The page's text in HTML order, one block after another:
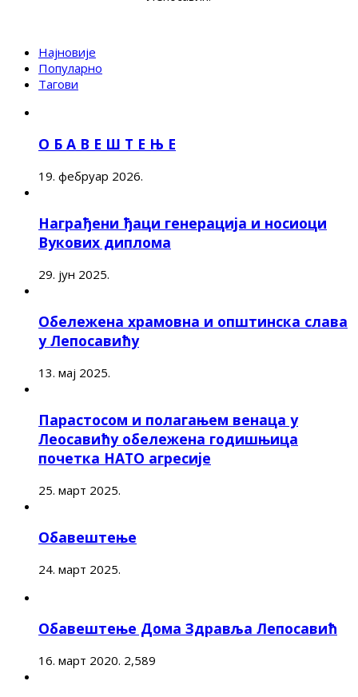
Најновије
Популарно
Тагови
О Б А В Е Ш Т Е Њ Е
19. фебруар 2026.
Награђени ђаци генерација и носиоци
Вукових диплома
29. јун 2025.
Обележена храмовна и општинска слава
у Лепосавићу
13. мај 2025.
Парастосом и полагањем венаца у
Леосавићу обележена годишњица
почетка НАТО агресије
25. март 2025.
Обавештење
24. март 2025.
Обавештење Дома Здравља Лепосавић
16. март 2020. 2,589